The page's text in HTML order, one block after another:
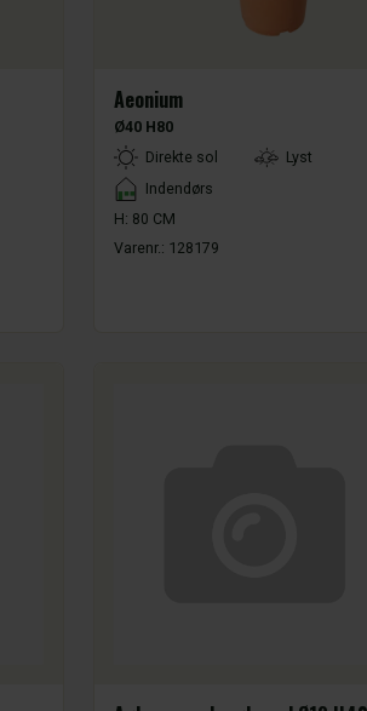
Aeonium
Ø40 H80
LightTypeDirekte sol
Lyst
Placement
Indendørs
H: 80 CM
Varenr.: 128179